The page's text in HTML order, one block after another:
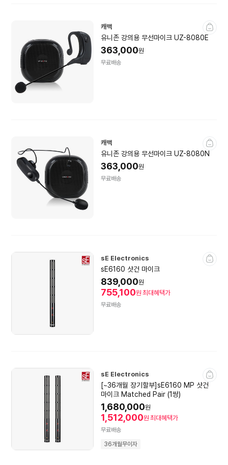
캐맥
유니존 강의용 무선마이크 UZ-8080E
363,000원
무료배송
캐맥
유니존 강의용 무선마이크 UZ-8080N
363,000원
무료배송
sE Electronics
sE6160 샷건 마이크
839,000원
755,100원 최대혜택가
무료배송
sE Electronics
[~36개월 장기할부]sE6160 MP 샷건
마이크 Matched Pair (1쌍)
1,680,000원
1,512,000원 최대혜택가
무료배송
36개월무이자